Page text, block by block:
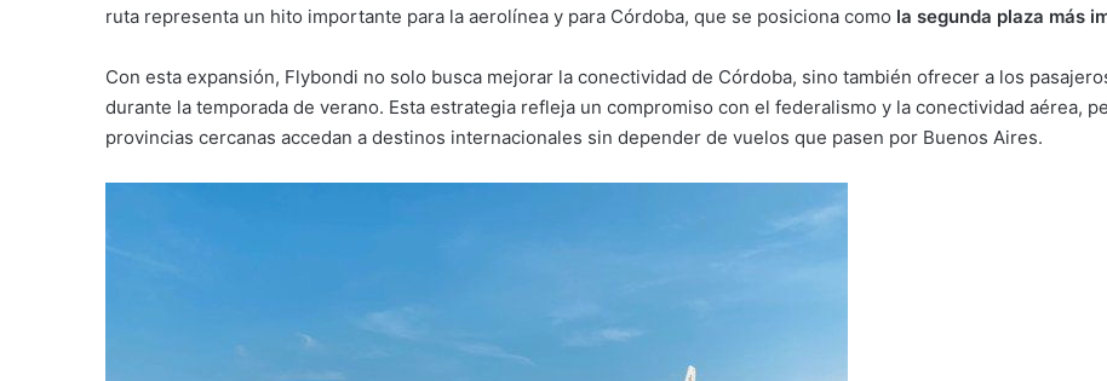
ruta representa un hito importante para la aerolínea y para Córdoba, que se posiciona como la segunda plaza más
Con esta expansión, Flybondi no solo busca mejorar la conectividad de Córdoba, sino también ofrecer a los
durante la temporada de verano. Esta estrategia refleja un compromiso con el federalismo y la conectividad aérea,
provincias cercanas accedan a destinos internacionales sin depender de vuelos que pasen por Buenos Aires.